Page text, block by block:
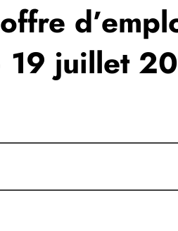
19 juillet